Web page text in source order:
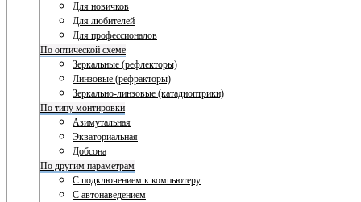
Для новичков
Для любителей
Для профессионалов
По оптической схеме
Зеркальные (рефлекторы)
Линзовые (рефракторы)
Зеркально-линзовые (катадиоптрики)
По типу монтировки
Азимутальная
Экваториальная
Добсона
По другим параметрам
С подключением к компьютеру
С автонаведением